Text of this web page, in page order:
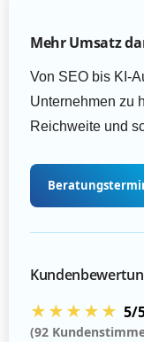
Mehr Umsatz
Von SEO bis KI-
Unternehmen zu
Reichweite und
★★★★★ 5/
(92